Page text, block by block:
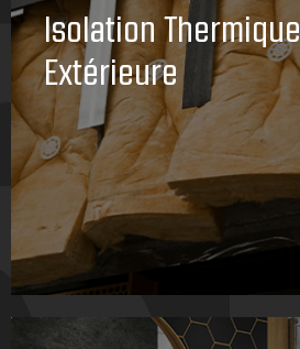
Isolation Thermique
Extérieure